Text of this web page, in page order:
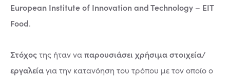
European Institute of Innovation and Technology – EIT
Food.
Στόχοςτης ήταν ναπαρουσιάσει χρήσιμα στοιχεία/
εργαλείαγια την κατανόηση του τρόπου με τον οποίο ο